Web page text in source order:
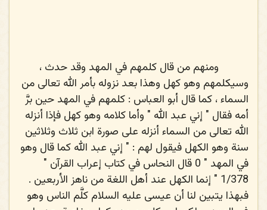
ومنهم من قال كلمهم في المهد وقد حدث ،
وسيكلمهم وهو كهل وهذا بعد نزوله بأمر الله تعالى من
السماء ، كما قال أبو العباس : كلمهم في المهد حين برَّ
أمه فقال " إني عبد الله " وأما كلامه وهو كهل فإذا أنزله
الله تعالى من السماء أنزله على صورة ابن ثلاث وثلاثين
سنة وهو الكهل فيقول لهم : " إني عبد الله كما قال وهو
في المهد " 0 قال النحاس في كتاب إعراب القرآن "
1/378 " إنما الكهل عند أهل اللغة من ناهز الأربعين .
فبهذا يتبين لنا أن عيسى عليه السلام كلَّم الناس وهو